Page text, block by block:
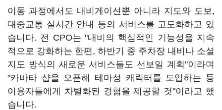
이동 과정에서도 내비게이션뿐 아니라 지도와 도보,
대중교통 실시간 안내 등의 서비스를 고도화하고 있
습니다. 전 CPO는 "내비의 핵심적인 기능성을 지속
적으로 강화하는 한편, 하반기 중 주차장 내비나 소셜
지도 방식의 새로운 서비스들도 선보일 계획"이라며
"카바타 샵을 오픈해 테마성 캐릭터를 도입하는 등
이용자들에게 차별화된 경험을 제공할 것"이라고 했
습니다.